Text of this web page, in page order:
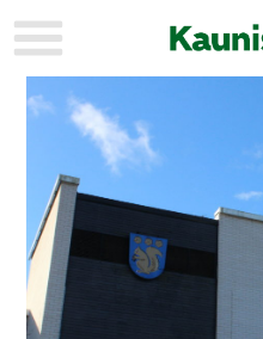
KAUPUNKI
AJANKOHTAISTA
URHEILU
KULTTUURI
HISTORIA
YLEINEN